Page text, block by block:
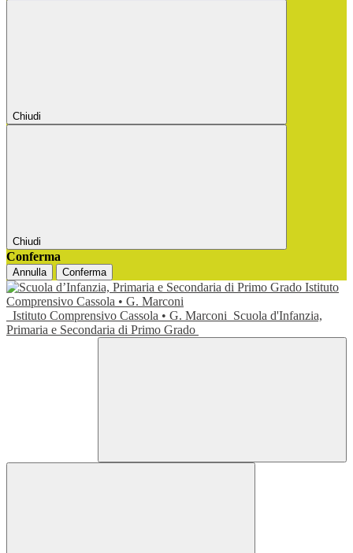
Chiudi
Chiudi
Conferma
Annulla Conferma
Istituto Comprensivo Cassola • G. Marconi Scuola d'Infanzia,
Primaria e Secondaria di Primo Grado